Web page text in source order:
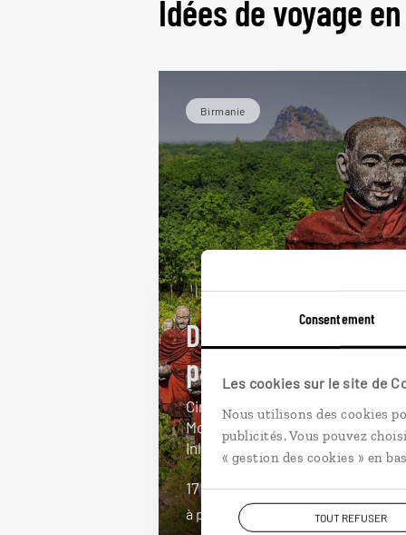
Consentement
Les cookies sur le site de
Nous utilisons des cookies
publicités. Vous pouvez
« gestion des cookies » en
TOUT REFUSER
Idées de voyage
Birmanie
De villages en
pagodes
Circuit en Birmanie : Rangoon,
Moulmein, Hpa An, Bagan et lac
Inle.
17 jours / 14 nuits
à partir de 2850€